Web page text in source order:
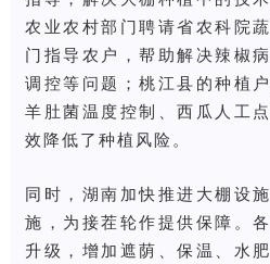
农业农村部门聘请省农科院
门指导农户，帮助解决辣椒
调控等问题；桃江县的种植
羊肚菌温度控制、西瓜人工
效降低了种植风险。
同时，湖南加快推进大棚设
施，为接茬轮作提供保障。
升级，增加遮荫、保温、水